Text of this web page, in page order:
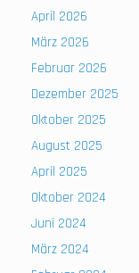
April 2026
März 2026
Februar 2026
Dezember 2025
Oktober 2025
August 2025
April 2025
Oktober 2024
Juni 2024
März 2024